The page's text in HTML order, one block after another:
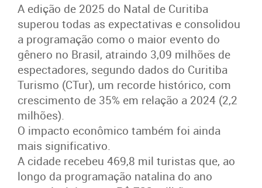
A edição de 2025 do Natal de Curitiba
superou todas as expectativas e consolidou
a programação como o maior evento do
gênero no Brasil, atraindo 3,09 milhões de
espectadores, segundo dados do Curitiba
Turismo (CTur), um recorde histórico, com
crescimento de 35% em relação a 2024 (2,2
milhões).
O impacto econômico também foi ainda
mais significativo.
A cidade recebeu 469,8 mil turistas que, ao
longo da programação natalina do ano